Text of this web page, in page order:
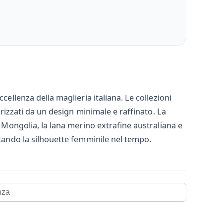
della maglieria italiana. Le collezioni
da un design minimale e raffinato. La
la lana merino extrafine australiana e
la silhouette femminile nel tempo.